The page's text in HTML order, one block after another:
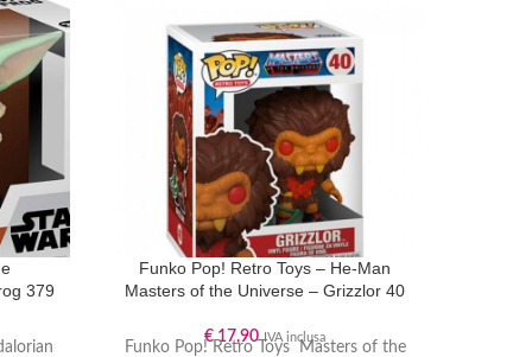
379
Funko Pop! Retro Toys – He-Man
Masters of the Universe – Grizzlor 40
€17,90 IVA inclusa
Funko Pop! Retro Toys Masters of the